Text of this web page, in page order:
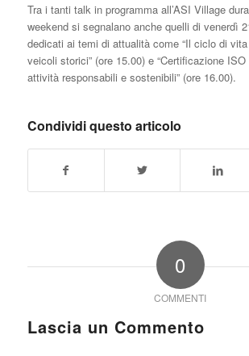
Tra i tanti talk in programma all’ASI Village
weekend si segnalano anche quelli di venerdì
dedicati ai temi di attualità come “Il ciclo di
veicoli storici” (ore 15.00) e “Certificazione
attività responsabili e sostenibili” (ore 16.00).
Condividi questo articolo
0
COMMENTI
Lascia un Commento